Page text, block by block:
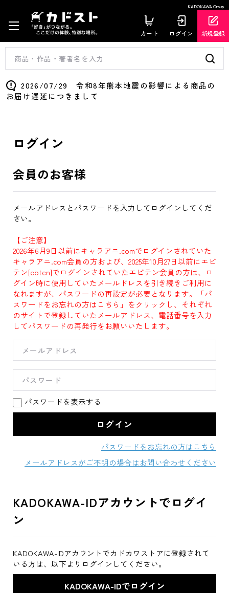
KADOKAWA Group
カート ログイン 新規登録
2026/07/29 令和8年熊本地震の影響による商品の
お届け遅延につきまして
ログイン
会員のお客様
メールアドレスとパスワードを入力してログインしてくだ
さい。
【ご注意】
2026年6月9日以前にキャラアニ.comでログインされていた
キャラアニ.com会員の方および、2025年10月27日以前にエビ
テン[ebten]でログインされていたエビテン会員の方は、ロ
グイン時に使用していたメールドレスを引き続きご利用に
なれますが、パスワードの再設定が必要となります。「パ
スワードをお忘れの方はこちら」をクリックし、それぞれ
のサイトで登録していたメールアドレス、電話番号を入力
してパスワードの再発行をお願いいたします。
パスワードを表示する
パスワードをお忘れの方はこちら
メールアドレスがご不明の場合はお問い合わせください
KADOKAWA-IDアカウントでログイ
ン
KADOKAWA-IDアカウントでカドカワストアに登録されて
いる方は、以下よりログインしてください。